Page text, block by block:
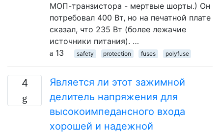
МОП-транзистора - мертвые шорты.) Он
потребовал 400 Вт, но на печатной плате
сказал, что 235 Вт (более лежачие
источники питания). …
13
safety protection fuses polyfuse
4
Является ли этот зажимной
делитель напряжения для
высокоимпедансного входа
хорошей и надежной